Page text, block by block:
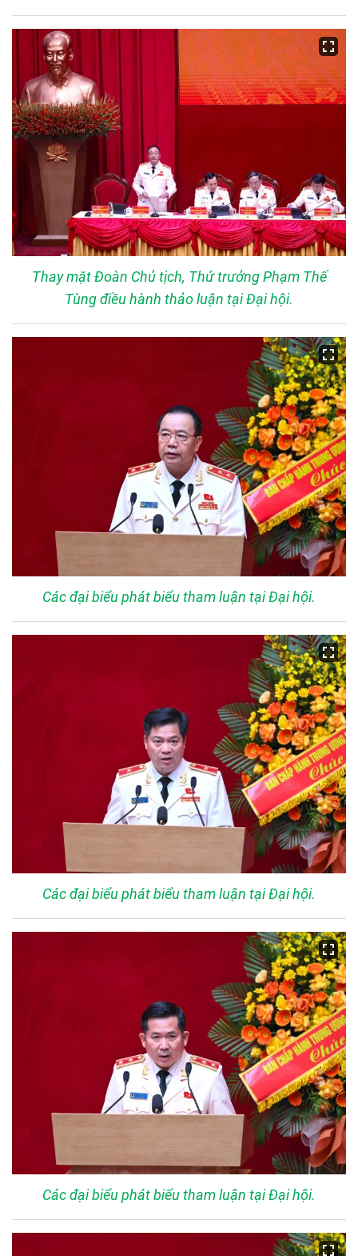
Thay mặt Đoàn Chủ tịch, Thứ trưởng Phạm Thế
Tùng điều hành thảo luận tại Đại hội.
Các đại biểu phát biểu tham luận tại Đại hội.
Các đại biểu phát biểu tham luận tại Đại hội.
Các đại biểu phát biểu tham luận tại Đại hội.